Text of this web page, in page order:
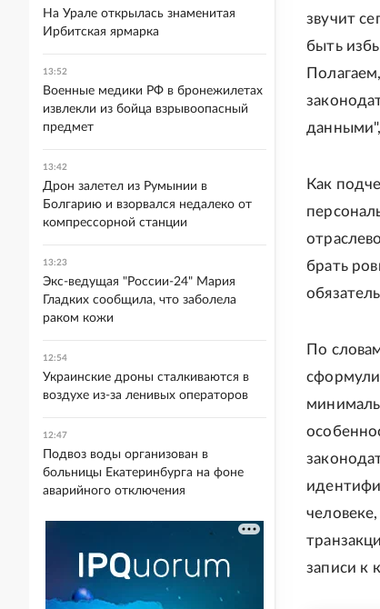
звучит
быть
Как
брать
По
записи к
На Урале открылась знаменитая
Ирбитская ярмарка
13:52
Военные медики РФ в бронежилетах
извлекли из бойца взрывоопасный
предмет
13:42
Дрон залетел из Румынии в
Болгарию и взорвался недалеко от
компрессорной станции
13:23
Экс-ведущая "России-24" Мария
Гладких сообщила, что заболела
раком кожи
12:54
Украинские дроны сталкиваются в
воздухе из-за ленивых операторов
12:47
Подвоз воды организован в
больницы Екатеринбурга на фоне
аварийного отключения